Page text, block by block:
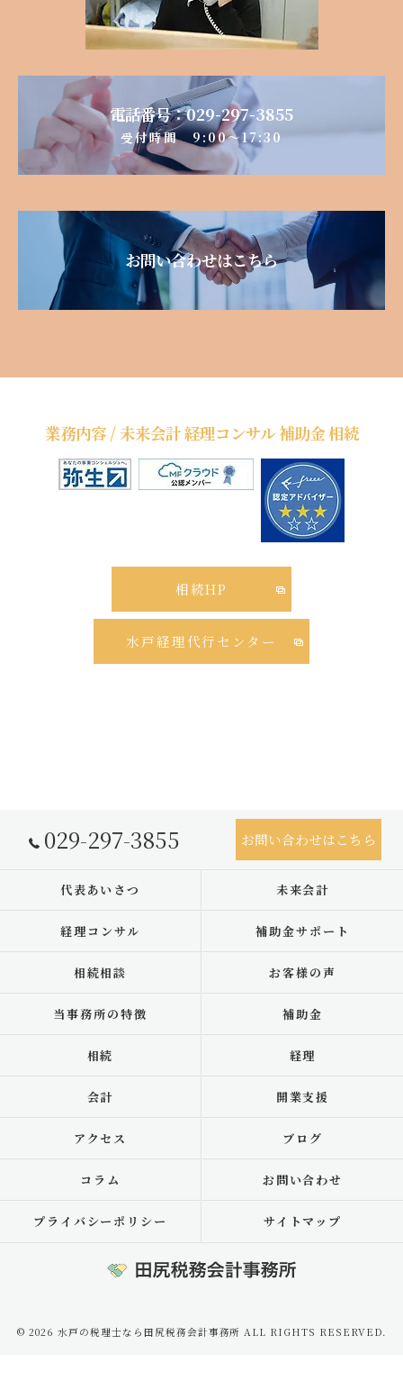
電話番号：029-297-3855
​受付時間 9:00～17:30
お問い合わせはこちら
業務内容 / 未来会計 経理コンサル 補助金 相続
相続HP
水戸経理代行センター
029-297-3855 お問い合わせはこちら
代表あいさつ 未来会計
経理コンサル 補助金サポート
相続相談 お客様の声
当事務所の特徴 補助金
相続 経理
会計 開業支援
アクセス ブログ
コラム お問い合わせ
プライバシーポリシー サイトマップ
© 2026 水戸の税理士なら田尻税務会計事務所 ALL RIGHTS RESERVED.